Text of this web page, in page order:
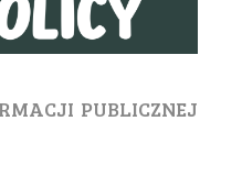
PUBLICZNEJ